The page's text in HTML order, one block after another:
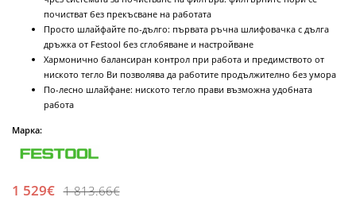
почистват без прекъсване на работата
Просто шлайфайте по-дълго: първата ръчна шлифовачка с дълга
дръжка от Festool без сглобяване и настройване
Хармонично балансиран контрол при работа и предимството от
ниското тегло Ви позволява да работите продължително без умора
По-лесно шлайфане: ниското тегло прави възможна удобната
работа
Марка:
1 529€ 1 813.66€